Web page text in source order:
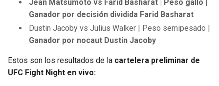
Jean Matsumoto vs Farid Basharat | Peso gallo |
Ganador por decisión dividida Farid Basharat
Dustin Jacoby vs Julius Walker | Peso semipesado |
Ganador por nocaut Dustin Jacoby
Estos son los resultados de la cartelera preliminar de
UFC Fight Night en vivo: